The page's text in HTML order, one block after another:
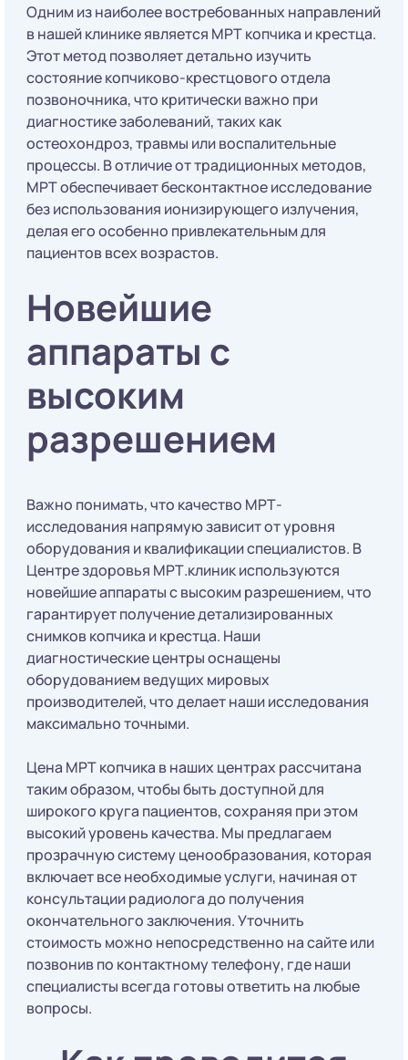
Одним из наиболее востребованных направлений
в нашей клинике является МРТ копчика и крестца.
Этот метод позволяет детально изучить
состояние копчиково-крестцового отдела
позвоночника, что критически важно при
диагностике заболеваний, таких как
остеохондроз, травмы или воспалительные
процессы. В отличие от традиционных методов,
МРТ обеспечивает бесконтактное исследование
без использования ионизирующего излучения,
делая его особенно привлекательным для
пациентов всех возрастов.
Новейшие
аппараты с
высоким
разрешением
Важно понимать, что качество МРТ-
исследования напрямую зависит от уровня
оборудования и квалификации специалистов. В
Центре здоровья МРТ.клиник используются
новейшие аппараты с высоким разрешением, что
гарантирует получение детализированных
снимков копчика и крестца. Наши
диагностические центры оснащены
оборудованием ведущих мировых
производителей, что делает наши исследования
максимально точными.
Цена МРТ копчика в наших центрах рассчитана
таким образом, чтобы быть доступной для
широкого круга пациентов, сохраняя при этом
высокий уровень качества. Мы предлагаем
прозрачную систему ценообразования, которая
включает все необходимые услуги, начиная от
консультации радиолога до получения
окончательного заключения. Уточнить
стоимость можно непосредственно на сайте или
позвонив по контактному телефону, где наши
специалисты всегда готовы ответить на любые
вопросы.